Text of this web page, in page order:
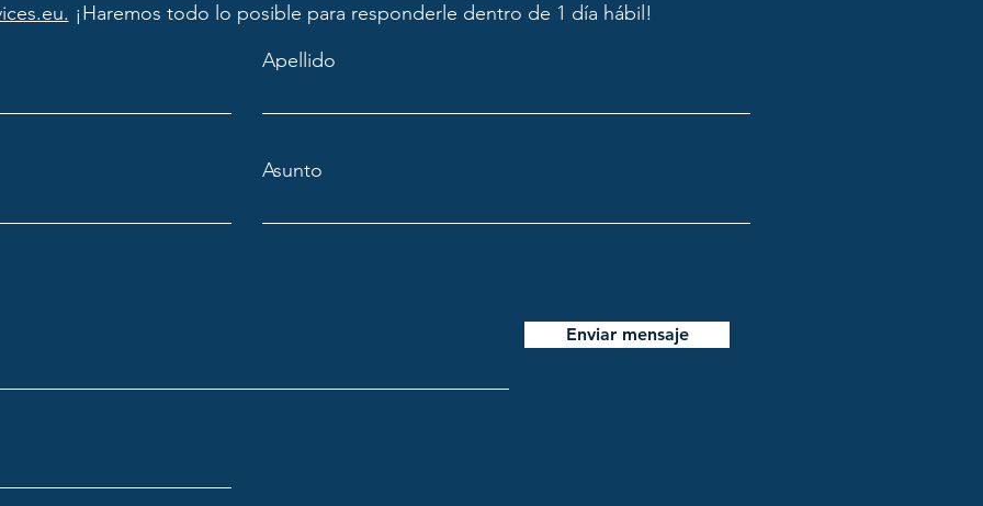
Apellido
Asunto
Enviar mensaje
¡Haremos todo lo posible para responderle dentro de 1 día hábil!